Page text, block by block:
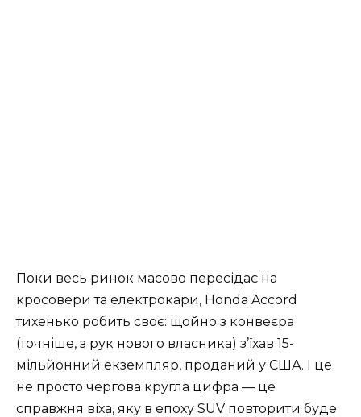
Поки весь ринок масово пересідає на
кросовери та електрокари, Honda Accord
тихенько робить своє: щойно з конвеєра
(точніше, з рук нового власника) з’їхав 15-
мільйонний екземпляр, проданий у США. І це
не просто чергова кругла цифра — це
справжня віха, яку в епоху SUV повторити буде